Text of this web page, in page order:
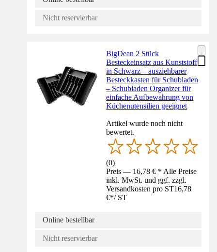
Nicht reservierbar
BigDean 2 Stück
Besteckeinsatz aus Kunststoff
in Schwarz – ausziehbarer
Besteckkasten für Schubladen
– Schubladen Organizer für
einfache Aufbewahrung von
Küchenutensilien geeignet
Artikel wurde noch nicht
bewertet.
(0)
Preis — 16,78 € * Alle Preise
inkl. MwSt. und ggf. zzgl.
Versandkosten pro ST16,78
€*/ ST
Online bestellbar
Nicht reservierbar